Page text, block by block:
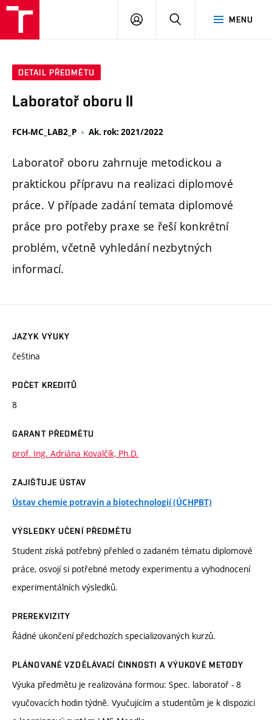
MENU
PŘIHLÁSIT
DETAIL PŘEDMĚTU
Laboratoř oboru II
FCH-MC_LAB2_P Ak. rok: 2021/2022
Laboratoř oboru zahrnuje metodickou a
praktickou přípravu na realizaci diplomové
práce. V případe zadání temata diplomové
práce pro potřeby praxe se řeší konkrétní
problém, včetně vyhledání nezbytných
informací.
JAZYK VÝUKY
čeština
POČET KREDITŮ
8
GARANT PŘEDMĚTU
prof. Ing. Adriána Kovalčík, Ph.D.
ZAJIŠŤUJE ÚSTAV
Ústav chemie potravin a biotechnologií (ÚCHPBT)
VÝSLEDKY UČENÍ PŘEDMĚTU
Student získá potřebný přehled o zadaném tématu diplomové
práce, osvojí si potřebné metody experimentu a vyhodnocení
experimentálních výsledků.
PREREKVIZITY
Řádné ukončení předchozích specializovaných kurzů.
PLÁNOVANÉ VZDĚLÁVACÍ ČINNOSTI A VÝUKOVÉ METODY
Výuka předmětu je realizována formou: Spec. laboratoř - 8
vyučovacích hodin týdně. Vyučujícím a studentům je k dispozici